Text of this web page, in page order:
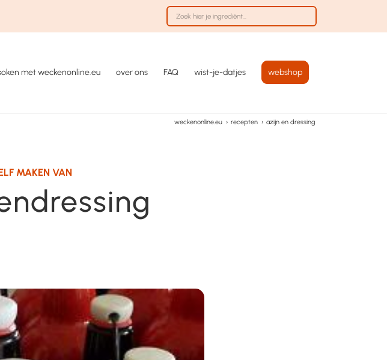
met weckenonline.eu over ons FAQ wist-je-datjes webshop
weckenonline.eu › recepten › azijn en dressing
MAKEN VAN